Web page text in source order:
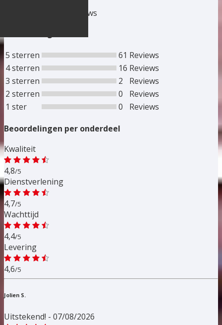
Gebaseerd op 79 reviews
5 sterren
61 Reviews
4 sterren
16 Reviews
3 sterren
2
Reviews
2 sterren
0
Reviews
1 ster
0
Reviews
Beoordelingen per onderdeel
Kwaliteit
4,8/5
Dienstverlening
4,7/5
Wachttijd
4,4/5
Levering
4,6/5
Jolien S.
Uitstekend! - 07/08/2026